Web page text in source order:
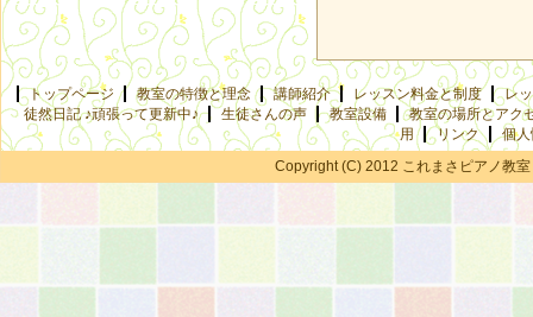
トップページ 教室の特徴と理念 講師紹介 レッスン料金と制度
レ
徒然日記 ♪頑張って更新中♪
生徒さんの声 教室設備
教室の場所とアク
用
リンク
個
Copyright (C) 2012 これまさピアノ教